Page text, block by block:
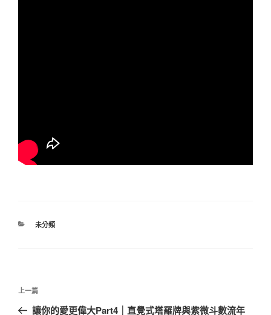
分
未分類
文
上
一
上一篇
讓你的愛更偉大Part4｜直覺式塔羅牌與紫微斗數流年